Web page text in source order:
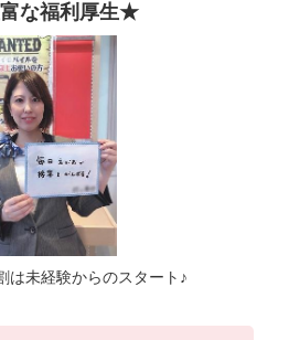
な福利厚生★
は未経験からのスタート♪